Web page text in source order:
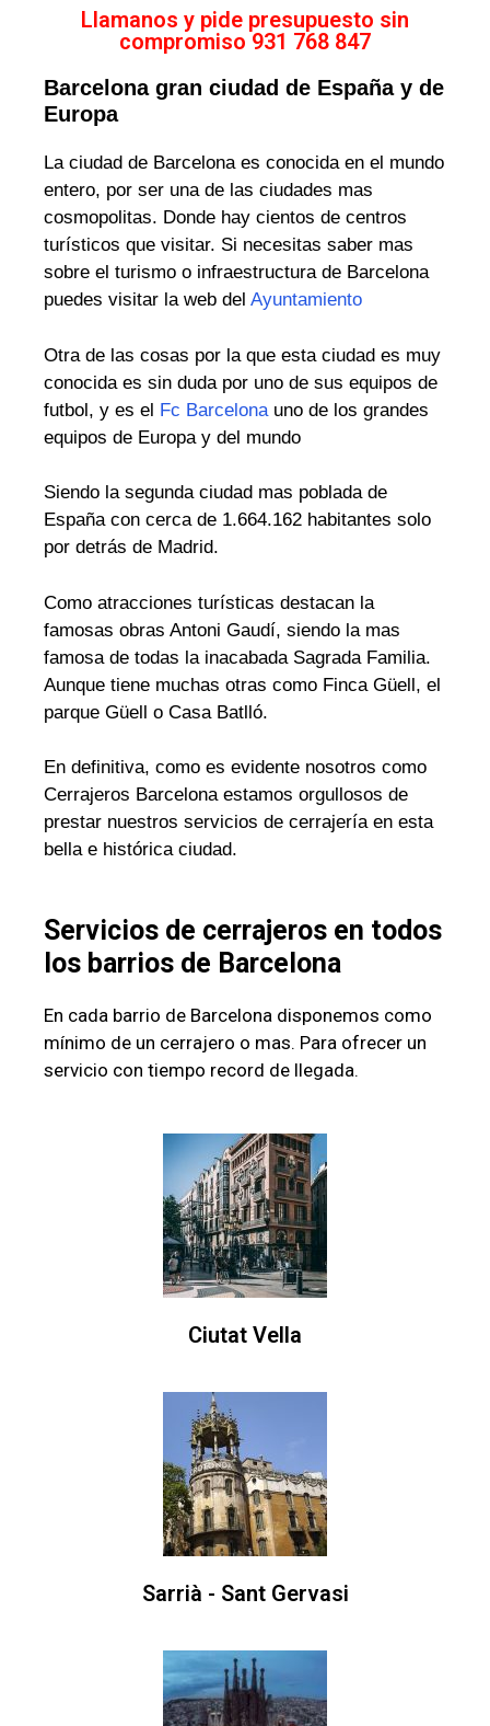
Llamanos y pide presupuesto sin
compromiso 931 768 847
Barcelona gran ciudad de España y de
Europa
La ciudad de Barcelona es conocida en el mundo
entero, por ser una de las ciudades mas
cosmopolitas. Donde hay cientos de centros
turísticos que visitar. Si necesitas saber mas
sobre el turismo o infraestructura de Barcelona
puedes visitar la web del Ayuntamiento
Otra de las cosas por la que esta ciudad es muy
conocida es sin duda por uno de sus equipos de
futbol, y es el Fc Barcelonauno de los grandes
equipos de Europa y del mundo
Siendo la segunda ciudad mas poblada de
España con cerca de 1.664.162 habitantes solo
por detrás de Madrid.
Como atracciones turísticas destacan la
famosas obras Antoni Gaudí, siendo la mas
famosa de todas la inacabada Sagrada Familia.
Aunque tiene muchas otras como Finca Güell, el
parque Güell o Casa Batlló.
En definitiva, como es evidente nosotros como
Cerrajeros Barcelona estamos orgullosos de
prestar nuestros servicios de cerrajería en esta
bella e histórica ciudad.
Servicios de cerrajeros en todos
los barrios de Barcelona
En cada barrio de Barcelona disponemos como
mínimo de un cerrajero o mas. Para ofrecer un
servicio con tiempo record de llegada.
Ciutat Vella
Sarrià - Sant Gervasi